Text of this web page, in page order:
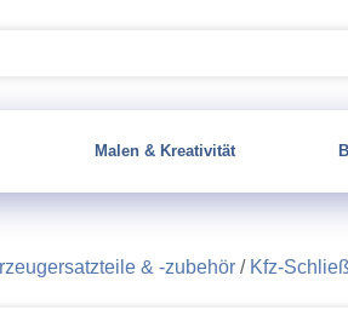
Malen & Kreativität
& -zubehör / Kfz-